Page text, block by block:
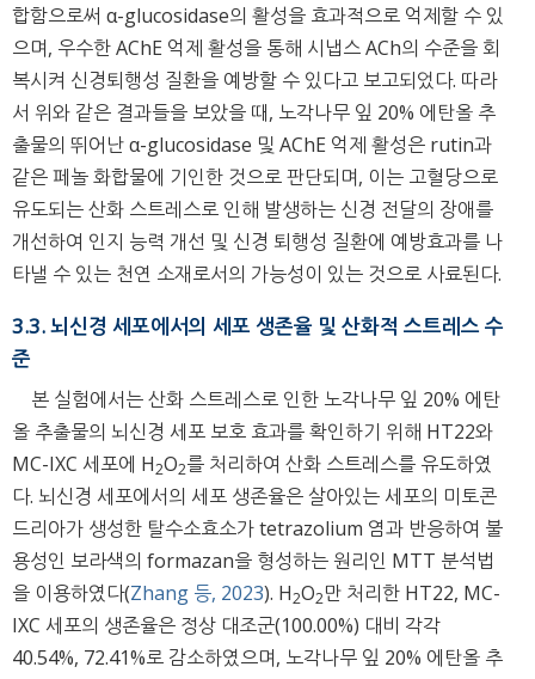
합함으로써 α-glucosidase의 활성을 효과적으로 억제할 수 있
으며, 우수한 AChE 억제 활성을 통해 시냅스 ACh의 수준을 회
복시켜 신경퇴행성 질환을 예방할 수 있다고 보고되었다. 따라
서 위와 같은 결과들을 보았을 때, 노각나무 잎 20% 에탄올 추
출물의 뛰어난 α-glucosidase 및 AChE 억제 활성은 rutin과
같은 페놀 화합물에 기인한 것으로 판단되며, 이는 고혈당으로
유도되는 산화 스트레스로 인해 발생하는 신경 전달의 장애를
개선하여 인지 능력 개선 및 신경 퇴행성 질환에 예방효과를 나
타낼 수 있는 천연 소재로서의 가능성이 있는 것으로 사료된다.
3.3. 뇌신경 세포에서의 세포 생존율 및 산화적 스트레스 수
준
본 실험에서는 산화 스트레스로 인한 노각나무 잎 20% 에탄
올 추출물의 뇌신경 세포 보호 효과를 확인하기 위해 HT22와
MC-IXC 세포에 H2O2를 처리하여 산화 스트레스를 유도하였
다. 뇌신경 세포에서의 세포 생존율은 살아있는 세포의 미토콘
드리아가 생성한 탈수소효소가 tetrazolium 염과 반응하여 불
용성인 보라색의 formazan을 형성하는 원리인 MTT 분석법
을 이용하였다(Zhang 등, 2023). H2O2만 처리한 HT22, MC-
IXC 세포의 생존율은 정상 대조군(100.00%) 대비 각각
40.54%, 72.41%로 감소하였으며, 노각나무 잎 20% 에탄올 추